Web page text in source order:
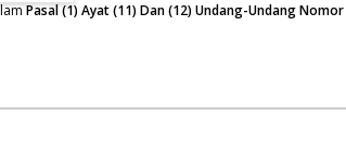
Pasal (1) Ayat (11) Dan (12) Undang-Undang